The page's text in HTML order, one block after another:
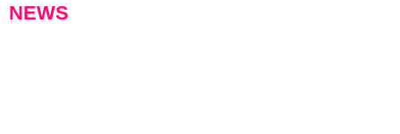
NEWS